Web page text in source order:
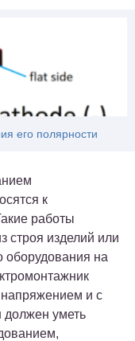
его полярности
к
работы
строя изделий или
оборудования на
напряжением и с
должен уметь